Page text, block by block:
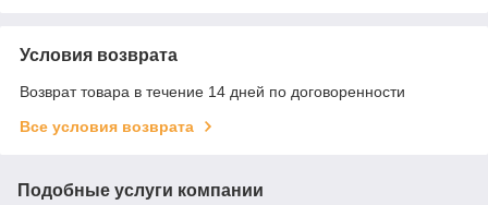
Условия возврата
Возврат товара в течение 14 дней по договоренности
Все условия возврата
Подобные услуги компании